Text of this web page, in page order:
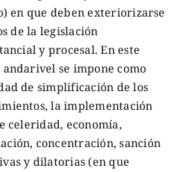
en que deben exteriorizarse
de la legislación
y procesal. En este
se impone como
de simplificación de los
la implementación
celeridad, economía,
concentración, sanción
y dilatorias (en que